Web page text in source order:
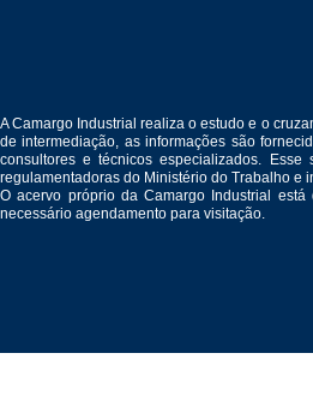
A Camargo Industrial realiza o estudo e o
de intermediação, as informações são
consultores e técnicos especializados.
regulamentadoras do Ministério do Trabalho e
O acervo próprio da Camargo Industrial
necessário agendamento para visitação.